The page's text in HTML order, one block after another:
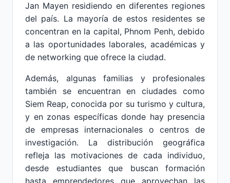
Jan Mayen residiendo en diferentes regiones
del país. La mayoría de estos residentes se
concentran en la capital, Phnom Penh, debido
a las oportunidades laborales, académicas y
de networking que ofrece la ciudad.
Además, algunas familias y profesionales
también se encuentran en ciudades como
Siem Reap, conocida por su turismo y cultura,
y en zonas específicas donde hay presencia
de empresas internacionales o centros de
investigación. La distribución geográfica
refleja las motivaciones de cada individuo,
desde estudiantes que buscan formación
hasta emprendedores que aprovechan las